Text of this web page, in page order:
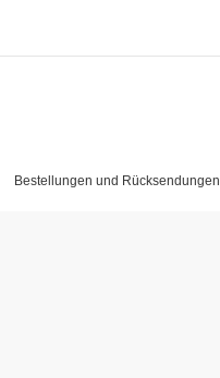
Bestellungen und Rücksendungen